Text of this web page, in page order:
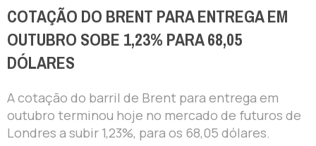
COTAÇÃO DO BRENT PARA ENTREGA EM
OUTUBRO SOBE 1,23% PARA 68,05
DÓLARES
A cotação do barril de Brent para entrega em
outubro terminou hoje no mercado de futuros de
Londres a subir 1,23%, para os 68,05 dólares.